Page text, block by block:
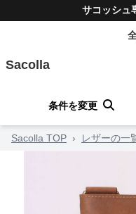
サコッシュ
Sacolla
条件を変更
Sacolla TOP › レザーの一